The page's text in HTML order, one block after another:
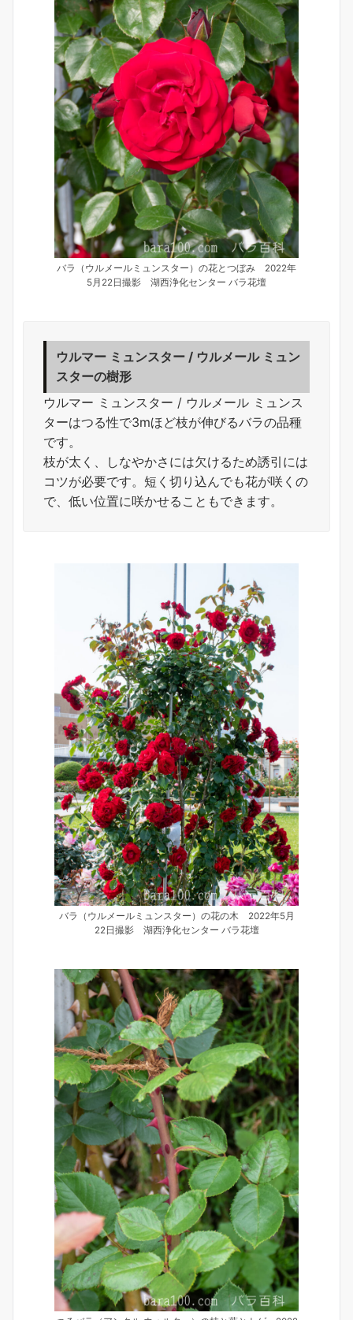
バラ（ウルメールミュンスター）の花とつぼみ 2022年
5月22日撮影 湖西浄化センター バラ花壇
ウルマー ミュンスター / ウルメール ミュン
スターの樹形
ウルマー ミュンスター / ウルメール ミュンス
ターはつる性で3mほど枝が伸びるバラの品種
です。
枝が太く、しなやかさには欠けるため誘引には
コツが必要です。短く切り込んでも花が咲くの
で、低い位置に咲かせることもできます。
バラ（ウルメールミュンスター）の花の木 2022年5月
22日撮影 湖西浄化センター バラ花壇